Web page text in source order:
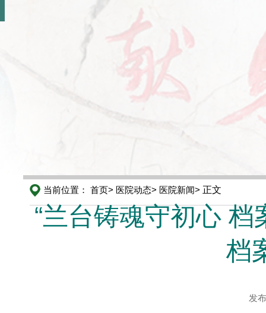
当前位置： 首页> 医院动态> 医院新闻> 正文
“兰台铸魂守初心
档
发